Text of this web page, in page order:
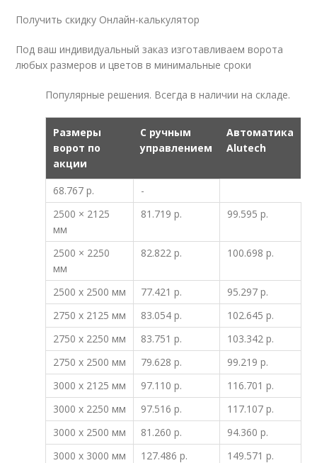
Получить скидку Онлайн-калькулятор
Под ваш индивидуальный заказ изготавливаем ворота
любых размеров и цветов в минимальные сроки
Популярные решения. Всегда в наличии на складе.
Размеры
ворот по
акции
C ручным
управлением
Автоматика
Alutech
68.767 р.
-
2500 × 2125
мм
81.719 р. 99.595 р.
2500 × 2250
мм
82.822 р. 100.698 р.
2500 x 2500 мм 77.421 р.
95.297 р.
2750 x 2125 мм
83.054 р.
102.645 р.
2750 x 2250 мм
83.751 р.
103.342 р.
2750 x 2500 мм
79.628 р.
99.219 р.
3000 x 2125 мм
97.110 р.
116.701 р.
3000 x 2250 мм
97.516 р.
117.107 р.
3000 x 2500 мм
81.260 р.
94.360 р.
3000 x 3000 мм
127.486 р.
149.571 р.